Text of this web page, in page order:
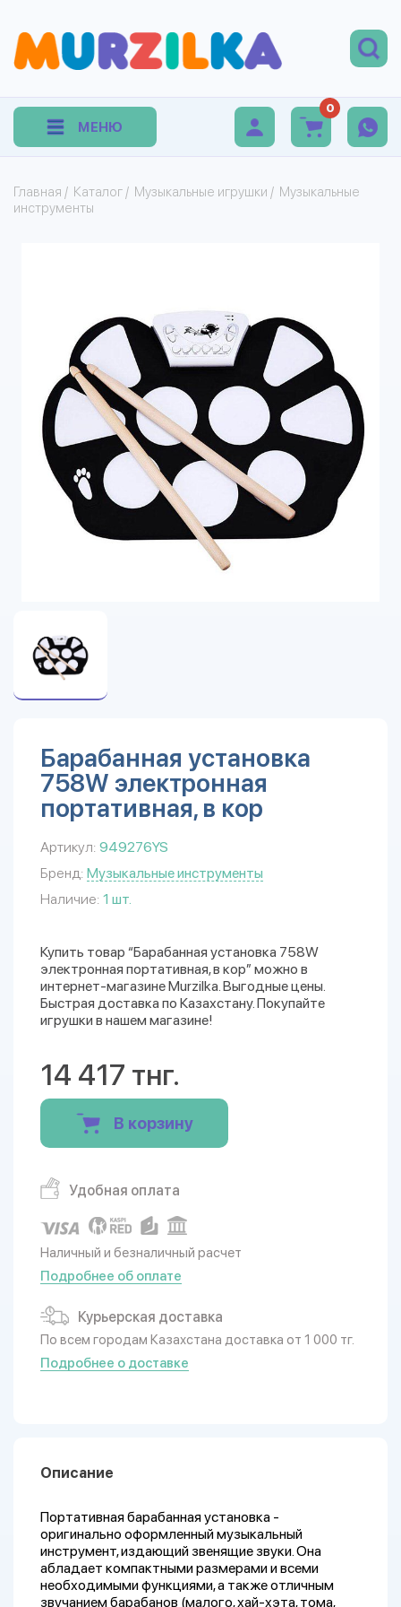
МЕНЮ
0
Главная / Каталог / Музыкальные игрушки / Музыкальные
инструменты
Барабанная установка
758W электронная
портативная, в кор
Артикул: 949276YS
Бренд: Музыкальные инструменты
Наличие: 1 шт.
Купить товар “Барабанная установка 758W
электронная портативная, в кор” можно в
интернет-магазине Murzilka. Выгодные цены.
Быстрая доставка по Казахстану. Покупайте
игрушки в нашем магазине!
14 417 тнг.
В корзину
Удобная оплата
Наличный и безналичный расчет
Подробнее об оплате
Курьерская доставка
По всем городам Казахстана доставка от 1 000 тг.
Подробнее о доставке
Описание
Портативная барабанная установка -
оригинально оформленный музыкальный
инструмент, издающий звенящие звуки. Она
абладает компактными размерами и всеми
необходимыми функциями, а также отличным
звучанием барабанов (малого, хай-хэта, тома,